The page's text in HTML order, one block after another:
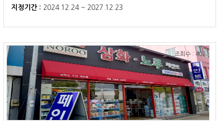
지정기간 : 2024.12.24 ~ 2027.12.23
조회수 : 402